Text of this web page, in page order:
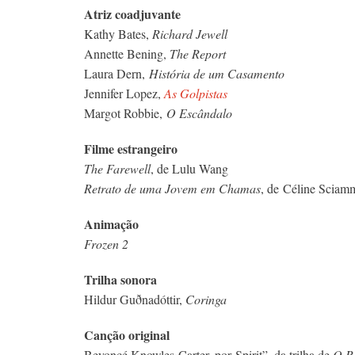
Atriz coadjuvante
Kathy Bates, Richard Jewell
Annette Bening, The Report
Laura Dern, História de um Casamento
Jennifer Lopez, As Golpistas
Margot Robbie, O Escândalo
Filme estrangeiro
The Farewell, de Lulu Wang
Retrato de uma Jovem em Chamas, de Céline
Animação
Frozen 2
Trilha sonora
Hildur Guðnadóttir, Coringa
Canção original